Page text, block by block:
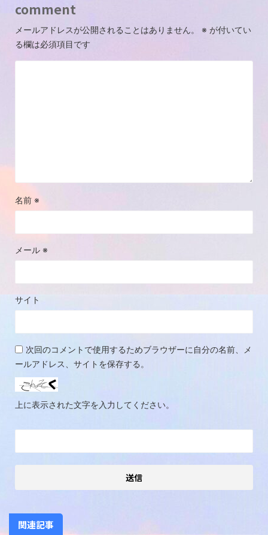
comment
メールアドレスが公開されることはありません。 ※ が付いてい
る欄は必須項目です
名前 ※
メール ※
サイト
次回のコメントで使用するためブラウザーに自分の名前、メ
ールアドレス、サイトを保存する。
上に表示された文字を入力してください。
関連記事